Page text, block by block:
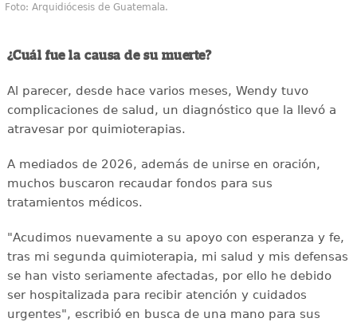
Foto: Arquidiócesis de Guatemala.
¿Cuál fue la causa de su muerte?
Al parecer, desde hace varios meses, Wendy tuvo
complicaciones de salud, un diagnóstico que la llevó a
atravesar por quimioterapias.
A mediados de 2026, además de unirse en oración,
muchos buscaron recaudar fondos para sus
tratamientos médicos.
"Acudimos nuevamente a su apoyo con esperanza y fe,
tras mi segunda quimioterapia, mi salud y mis defensas
se han visto seriamente afectadas, por ello he debido
ser hospitalizada para recibir atención y cuidados
urgentes", escribió en busca de una mano para sus